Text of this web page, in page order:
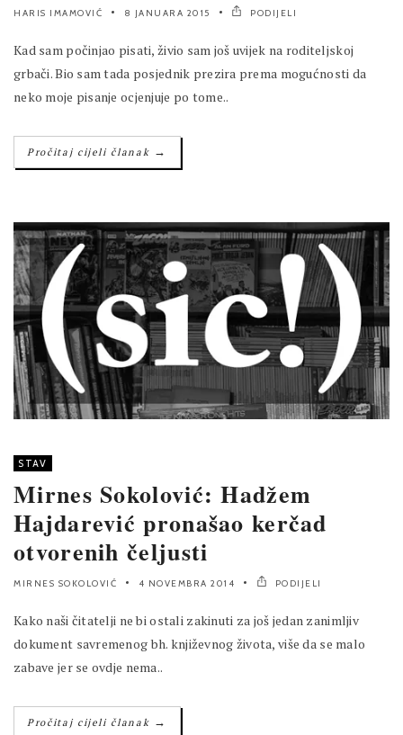
HARIS IMAMOVIĆ 8 JANUARA 2015 PODIJELI
Kad sam počinjao pisati, živio sam još uvijek na roditeljskoj
grbači. Bio sam tada posjednik prezira prema mogućnosti da
neko moje pisanje ocjenjuje po tome..
Pročitaj cijeli članak →
STAV
Mirnes Sokolović: Hadžem
Hajdarević pronašao kerčad
otvorenih čeljusti
MIRNES SOKOLOVIĆ 4 NOVEMBRA 2014 PODIJELI
Kako naši čitatelji ne bi ostali zakinuti za još jedan zanimljiv
dokument savremenog bh. književnog života, više da se malo
zabave jer se ovdje nema..
Pročitaj cijeli članak →